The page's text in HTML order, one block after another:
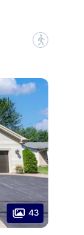
?
43